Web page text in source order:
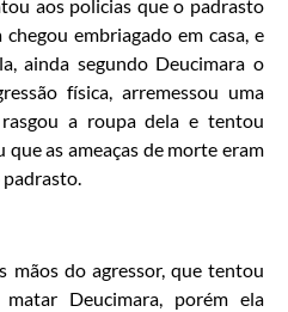
aos policias que o padrasto
embriagado em casa, e
ainda segundo Deucimara o
física, arremessou uma
a roupa dela e tentou
as ameaças de morte eram
mãos do agressor, que tentou
Deucimara, porém ela